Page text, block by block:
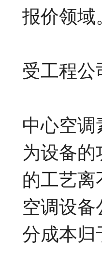
报价领域
受工程公
中心空调
为设备
的工艺离
空调设
分成本归